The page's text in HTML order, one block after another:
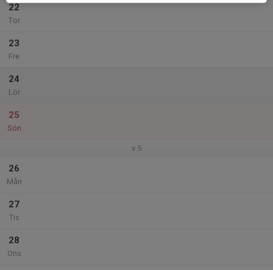
22
Tor
23
Fre
24
Lör
25
Sön
v.5
26
Mån
27
Tis
28
Ons